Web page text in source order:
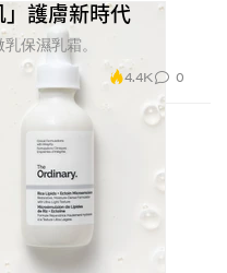
護膚新時代
保濕乳霜。
4.4K 0